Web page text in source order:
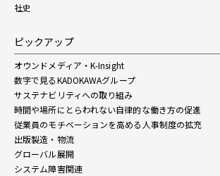
社史
ピックアップ
オウンドメディア・K-Insight
数字で見るKADOKAWAグループ
サステナビリティへの取り組み
時間や場所にとらわれない自律的な働き方の促進
従業員のモチベーションを高める人事制度の拡充
出版製造・物流
グローバル展開
システム障害関連